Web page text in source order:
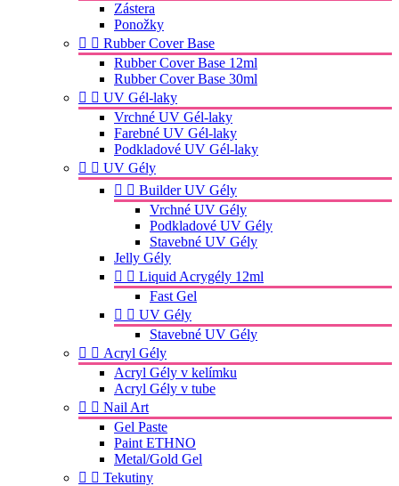
Zástera
Ponožky
  Rubber Cover Base
Rubber Cover Base 12ml
Rubber Cover Base 30ml
  UV Gél-laky
Vrchné UV Gél-laky
Farebné UV Gél-laky
Podkladové UV Gél-laky
  UV Gély
  Builder UV Gély
Vrchné UV Gély
Podkladové UV Gély
Stavebné UV Gély
Jelly Gély
  Liquid Acrygély 12ml
Fast Gel
  UV Gély
Stavebné UV Gély
  Acryl Gély
Acryl Gély v kelímku
Acryl Gély v tube
  Nail Art
Gel Paste
Paint ETHNO
Metal/Gold Gel
  Tekutiny